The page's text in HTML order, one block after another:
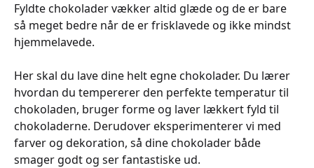
Fyldte chokolader vækker altid glæde og de er bare
så meget bedre når de er frisklavede og ikke mindst
hjemmelavede.
Her skal du lave dine helt egne chokolader. Du lærer
hvordan du tempererer den perfekte temperatur til
chokoladen, bruger forme og laver lækkert fyld til
chokoladerne. Derudover eksperimenterer vi med
farver og dekoration, så dine chokolader både
smager godt og ser fantastiske ud.